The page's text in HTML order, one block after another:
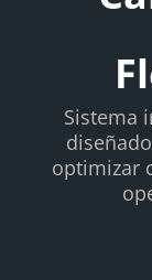
Sistema
optimizar